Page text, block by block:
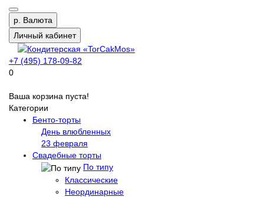
р. Валюта
Личный кабинет
+7 (495) 178-09-82
0
Ваша корзина пуста!
Категории
Бенто-торты
День влюбленных
23 февраля
Свадебные торты
По типу
Классические
Неординарные